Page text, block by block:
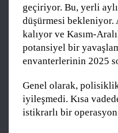
geçiriyor. Bu, yerli
düşürmesi bekleniyor.
kalıyor ve Kasım-
potansiyel bir
envanterlerinin 2025
Genel olarak,
iyileşmedi. Kısa
istikrarlı bir